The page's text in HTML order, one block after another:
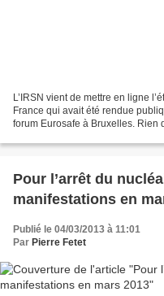
L’IRSN vient de mettre en ligne
France qui avait été rendue
forum Eurosafe à Bruxelles. Rien
Pour l’arrêt du
manifestations en
Publié le 04/03/2013 à 11:01
Par Pierre Fetet